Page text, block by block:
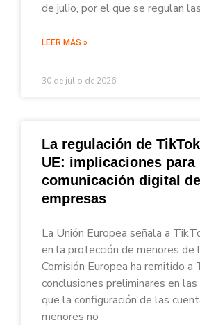
de julio, por el que se regulan
LEER MÁS »
30 de julio de 2026
La regulación de
UE: implicaciones para
comunicación digital
empresas
La Unión Europea señala a
en la protección de menores de
Comisión Europea ha remitido a
conclusiones preliminares en las
que la configuración de las
menores no